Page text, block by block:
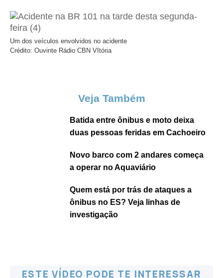
Um dos veículos envolvidos no acidente
Crédito: Ouvinte Rádio CBN VItória
Veja Também
Batida entre ônibus e moto deixa
duas pessoas feridas em Cachoeiro
Novo barco com 2 andares começa
a operar no Aquaviário
Quem está por trás de ataques a
ônibus no ES? Veja linhas de
investigação
ESTE VÍDEO PODE TE INTERESSAR